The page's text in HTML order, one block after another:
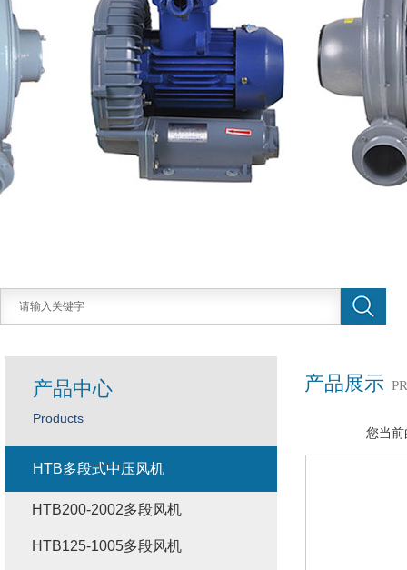
产品展示
您当
产品中心
Products
HTB多段式中压风机
HTB200-2002多段风机
HTB125-1005多段风机